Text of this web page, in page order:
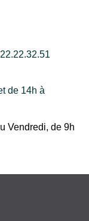
de 14h à
Vendredi, de 9h